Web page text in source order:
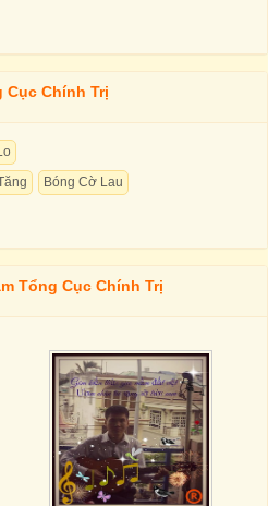
Cục Chính Trị
Bóng Cờ Lau
Tổng Cục Chính Trị